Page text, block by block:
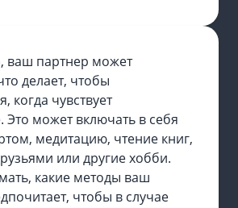
ваш партнер может
делает, чтобы
когда чувствует
Это может включать в себя
медитацию, чтение книг,
или другие хобби.
какие методы ваш
чтобы в случае